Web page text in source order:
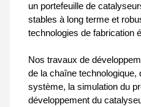
un portefeuille de
stables à long terme et
technologies de fabrication
Nos travaux de
de la chaîne technologique,
système, la simulation du
développement du